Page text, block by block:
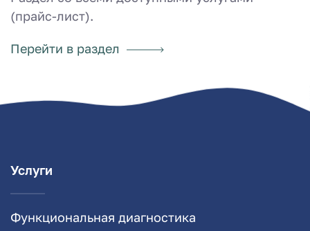
(прайс-лист).
Перейти в раздел
Услуги
Функциональная диагностика